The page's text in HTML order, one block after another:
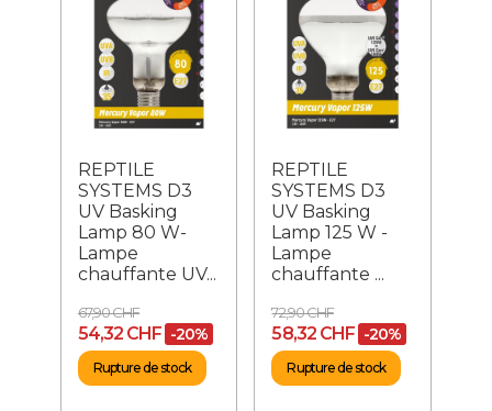
REPTILE
SYSTEMS D3
UV Basking
Lamp 80 W-
Lampe
chauffante UV...
67,90 CHF
54,32 CHF -20%
Rupture de stock
REPTILE
SYSTEMS D3
UV Basking
Lamp 125 W -
Lampe
chauffante ...
72,90 CHF
58,32 CHF -20%
Rupture de stock